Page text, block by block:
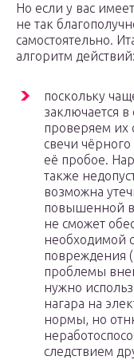
Но если у вас
не так
самостоятельно.
алгоритм действий:
поскольку
заключается
проверяем их
свечи чёрного
её пробое.
также
возможна
повышенной
не сможет
необходимой
повреждения
проблемы
нужно
нагара на
нормы, но
следствием